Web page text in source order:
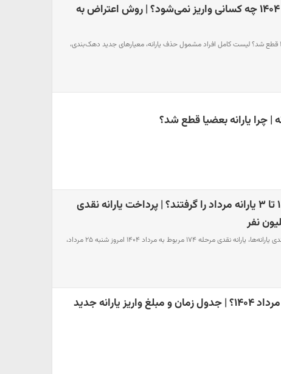
یارانه نقدی شهریور ۱۴۰۴ چه کسانی واریز نمی‌شود؟ | روش اعتراض به
یارانه نقدی چه کسانی در ۱۴۰۴ قطع شد؟ لیست کامل افراد مشمول حذف یارانه، معیارهای جدید دهک‌بندی،
| چرا یارانه بعضیا قطع شد؟
چرا فقط دهک‌های ۱ تا ۳ یارانه مرداد را گرفتند؟ | پرداخت یارانه نقدی
به گزارش تایید سازمان هدفمندی یارانه‌ها، یارانه نقدی مرحله ۱۷۴ مربوط به مرداد ۱۴۰۴ امروز شنبه ۲۵ مرداد،
یارانه جدید